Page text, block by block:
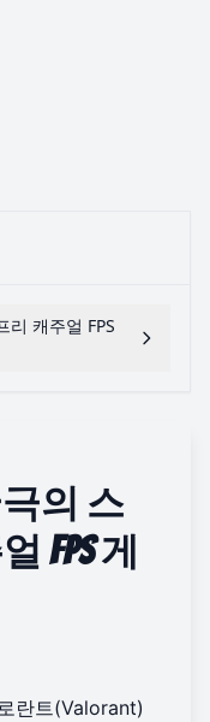
캐주얼 FPS
극의 스
FPS 게
란트(Valorant)